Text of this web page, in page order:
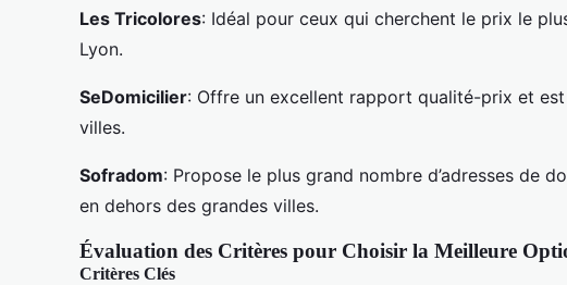
Les Tricolores: Idéal pour ceux qui cherchent le prix le
Lyon.
SeDomicilier: Offre un excellent rapport qualité-prix et
villes.
Sofradom: Propose le plus grand nombre d’adresses de
en dehors des grandes villes.
Évaluation des Critères pour Choisir la Meilleure
Critères Clés